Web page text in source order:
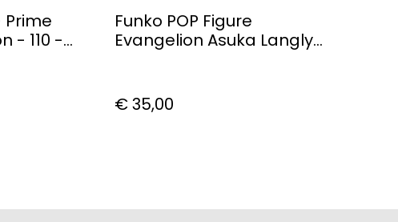
- 110 -
Funko POP Figure
Evangelion Asuka Langly
€ 35,00